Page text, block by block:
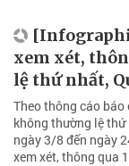
xem xét,
lệ thứ nhất,
Theo thông cáo
không thường lệ thứ
ngày 3/8 đến ngày
xem xét, thông qua